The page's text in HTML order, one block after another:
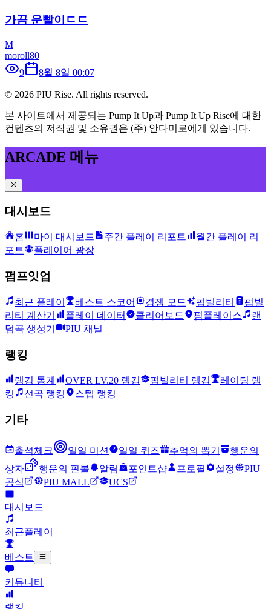
가끔 운빨이ㄷㄷ
M
moroll80
9
8월 8일 00:07
© 2026 PIU Rise. All rights reserved.
본 사이트에서 제공되는 Pump It Up과 Pump It Up Rise에 대한
컨텐츠의 저작권 및 소유권은 (주) 안다미로에게 있습니다.
ARCADE 메뉴
대시보드
홈 마이 대시보드 주간 플레이 리포트
월간 플레이 리
포트
플레이어 광장
펌프잇업
최근 플레이 베스트 스코어 경쟁 모드 펌빌리티
펌빌
리티 계산기
플레이 데이터 클리어보드 펌플레이스
랜
덤곡 생성기
PIU 채널
랭킹
랭킹 통계 OVER LV.20 랭킹 펌빌리티 랭킹
레이팅 랭
킹
선곡 랭킹 스텝 랭킹
기타
출석체크 일일 미션 일일 퀴즈 추억의 뽑기
행운의
상자
행운의 핀볼 알림 포인트샵 프로필 설정
PIU
공식
PIU MALL UCS
대시보드
최근플레이
베스트
커뮤니티